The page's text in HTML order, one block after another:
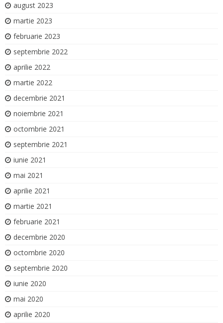
august 2023
martie 2023
februarie 2023
septembrie 2022
aprilie 2022
martie 2022
decembrie 2021
noiembrie 2021
octombrie 2021
septembrie 2021
iunie 2021
mai 2021
aprilie 2021
martie 2021
februarie 2021
decembrie 2020
octombrie 2020
septembrie 2020
iunie 2020
mai 2020
aprilie 2020